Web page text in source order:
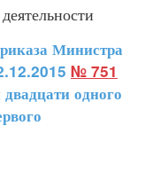
Министра
№ 751
одного